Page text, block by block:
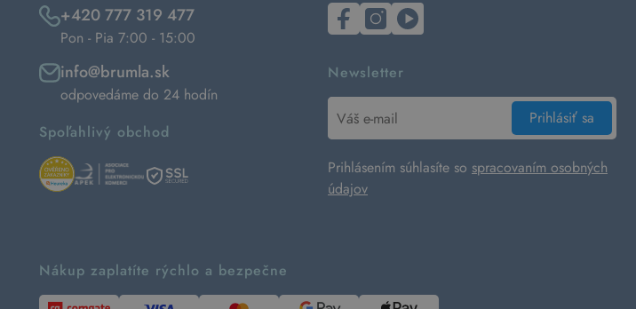
+420 777 319 477
Pon - Pia 7:00 - 15:00
info@brumla.sk
odpovedáme do 24 hodín
Spoľahlivý obchod
Newsletter
Prihlásiť sa
Prihlásením súhlasíte so spracovaním osobných
údajov
Nákup zaplatíte rýchlo a bezpečne